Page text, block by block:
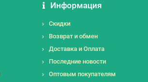
Информация
Скидки
Возврат и обмен
Доставка и Оплата
Последние новости
Оптовым покупателям